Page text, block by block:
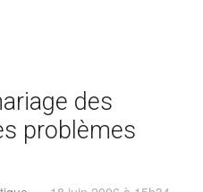
des
problèmes